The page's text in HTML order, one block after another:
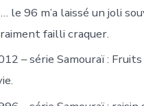
le 96 m’a laissé un joli
failli craquer.
– série Samouraï :